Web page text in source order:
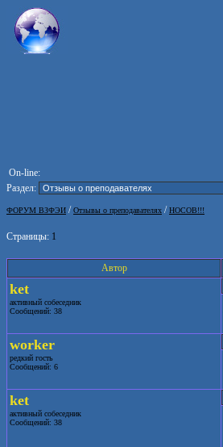
On-line:
Раздел:
ФОРУМ ВЗФЭИ /Отзывы о преподавателях /НОСОВ!!!
Страницы: 1
Автор
ket
активный собеседник
Сообщений: 38
worker
редкий гость
Сообщений: 6
ket
активный собеседник
Сообщений: 38